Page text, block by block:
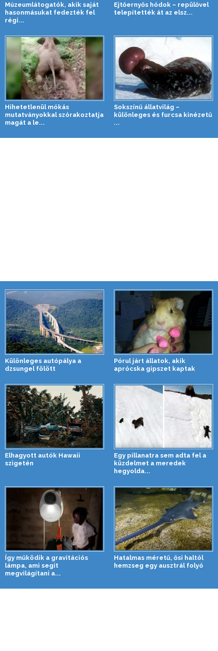
Múzeumlátogatók, akik saját
hasonmásukat fedezték fel
régi...
Ejtőernyős hódok – repülővel
telepítették át az elsz...
Hihetetlenül mókás
mutatványokkal szórakoztatja
magát a le...
Sokszínű állatvilág –
különleges és furcsa kinézetű
...
Különleges autópálya a
dzsungel fölött
Pórul járt állatok, akik
aprócska gipszet kaptak
Elhagyott autók Hawaii
szigetén
Egy pillanatra sem adta fel a
küzdelmet a meredek
hegyolda...
Így működik a gravitációs
lámpa, ami segít
megvilágítani a...
Hatalmas méretű, ősi haltól
hemzseg egy ausztrál folyó